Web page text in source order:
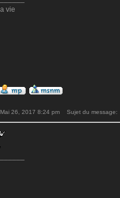
vie
26, 2017 8:24 pm Sujet du message: